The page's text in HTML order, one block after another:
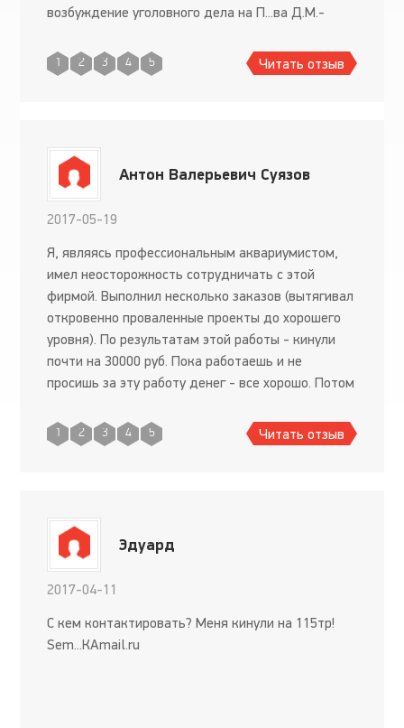
возбуждение уголовного дела на П...ва Д.М.-
растраты средств. Больше
1 2 3 4 5 Читать отзыв
Антон Валерьевич Суязов
2017-05-19
Я, являясь профессиональным аквариумистом,
имел неосторожность сотрудничать с этой
фирмой. Выполнил несколько заказов (вытягивал
откровенно проваленные проекты до хорошего
уровня). По результатам этой работы - кинули
почти на 30000 руб. Пока работаешь и не
просишь за эту работу денег - все хорошо. Потом
не выходят, обещ
1 2 3 4 5 Читать отзыв
Эдуард
2017-04-11
С кем контактировать? Меня кинули на 115тр!
Sem...КАmail.ru